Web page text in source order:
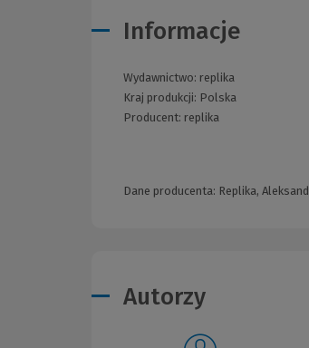
Informacje
Wydawnictwo: replika
Kraj produkcji: Polska
Producent: replika
Dane producenta: Replika,
Autorzy